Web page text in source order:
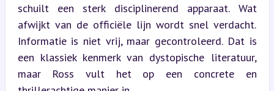
schuilt een sterk disciplinerend apparaat. Wat
afwijkt van de officiële lijn wordt snel verdacht.
Informatie is niet vrij, maar gecontroleerd. Dat is
een klassiek kenmerk van dystopische literatuur,
maar Ross vult het op een concrete en